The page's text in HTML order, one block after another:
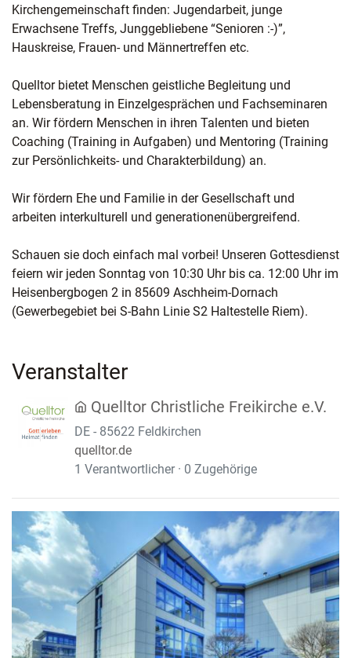
Kirchengemeinschaft finden: Jugendarbeit, junge
Erwachsene Treffs, Junggebliebene “Senioren :-)”,
Hauskreise, Frauen- und Männertreffen etc.
Quelltor bietet Menschen geistliche Begleitung und
Lebensberatung in Einzelgesprächen und Fachseminaren
an. Wir fördern Menschen in ihren Talenten und bieten
Coaching (Training in Aufgaben) und Mentoring (Training
zur Persönlichkeits- und Charakterbildung) an.
Wir fördern Ehe und Familie in der Gesellschaft und
arbeiten interkulturell und generationenübergreifend.
Schauen sie doch einfach mal vorbei! Unseren Gottesdienst
feiern wir jeden Sonntag von 10:30 Uhr bis ca. 12:00 Uhr im
Heisenbergbogen 2 in 85609 Aschheim-Dornach
(Gewerbegebiet bei S-Bahn Linie S2 Haltestelle Riem).
Veranstalter
Quelltor Christliche Freikirche e.V.
DE - 85622 Feldkirchen
quelltor.de
1 Verantwortlicher · 0 Zugehörige